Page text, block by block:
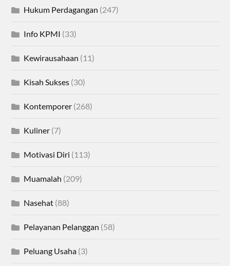
Hukum Perdagangan (247)
Info KPMI (33)
Kewirausahaan (11)
Kisah Sukses (30)
Kontemporer (268)
Kuliner (7)
Motivasi Diri (113)
Muamalah (209)
Nasehat (88)
Pelayanan Pelanggan (58)
Peluang Usaha (3)